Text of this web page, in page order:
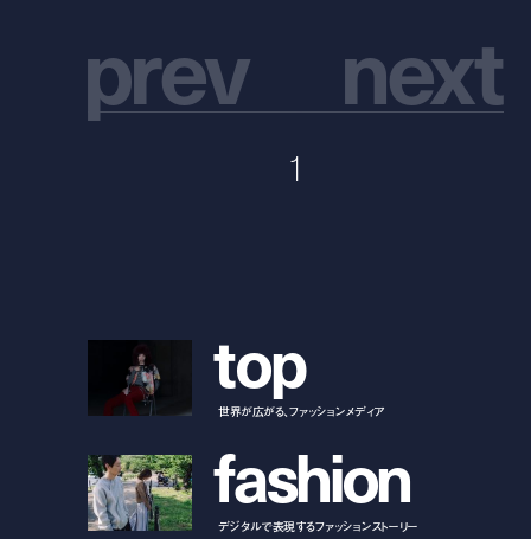
prev next
1
top
世界が広がる、ファッションメディア
fashion
デジタルで表現するファッションストーリー